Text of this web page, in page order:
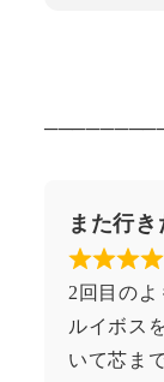
また行き
2回目の
ルイボス
いて芯ま